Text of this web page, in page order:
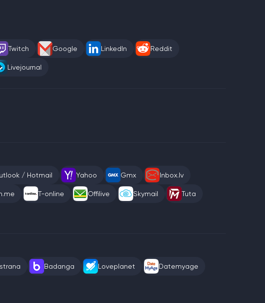
Twitch Google LinkedIn Reddit
Livejournal
/ Hotmail Yahoo Gmx Inbox.lv
T-online Offilive Skymail Tuta
Badanga Loveplanet Datemyage